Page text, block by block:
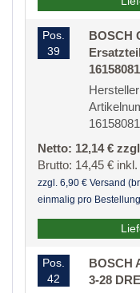
Pos.
39
BOSCH
Netto: 12,14 €
Brutto: 14,45 €
zzgl. 6,90 € Versand
einmalig pro Bestellung
Pos.
42
BOSCH
3-28